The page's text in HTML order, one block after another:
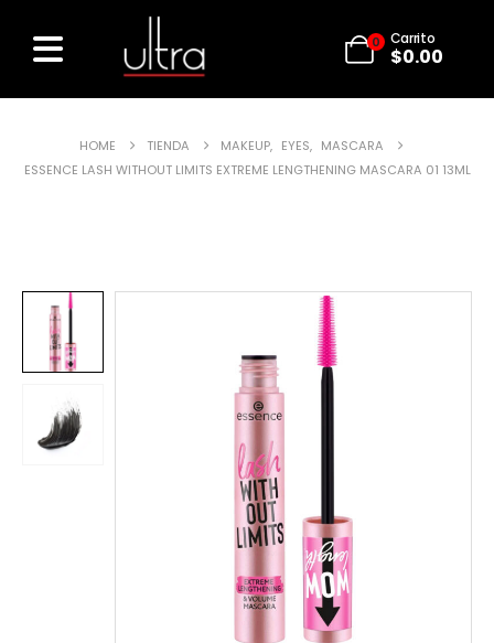
0 Carrito
$0.00
HOME TIENDA MAKEUP, EYES, MASCARA
ESSENCE LASH WITHOUT LIMITS EXTREME LENGTHENING MASCARA 01 13ML